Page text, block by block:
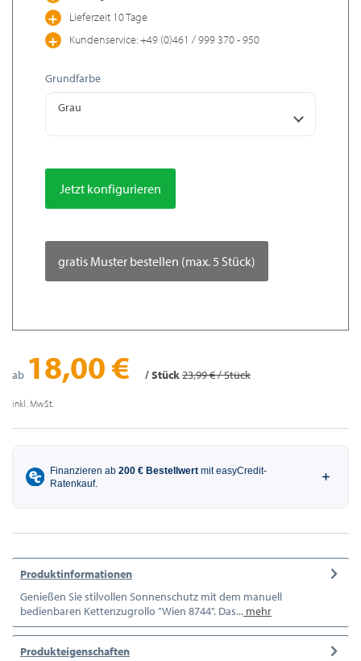
Lieferzeit 10 Tage
Kundenservice: +49 (0)461 / 999 370 - 950
Grundfarbe
Grau
Jetzt konfigurieren
gratis Muster bestellen (max. 5 Stück)
ab 18,00 € / Stück23,99 € / Stück
inkl. MwSt.
Produktinformationen
Genießen Sie stilvollen Sonnenschutz mit dem manuell
bedienbaren Kettenzugrollo "Wien 8744". Das... mehr
Produkteigenschaften